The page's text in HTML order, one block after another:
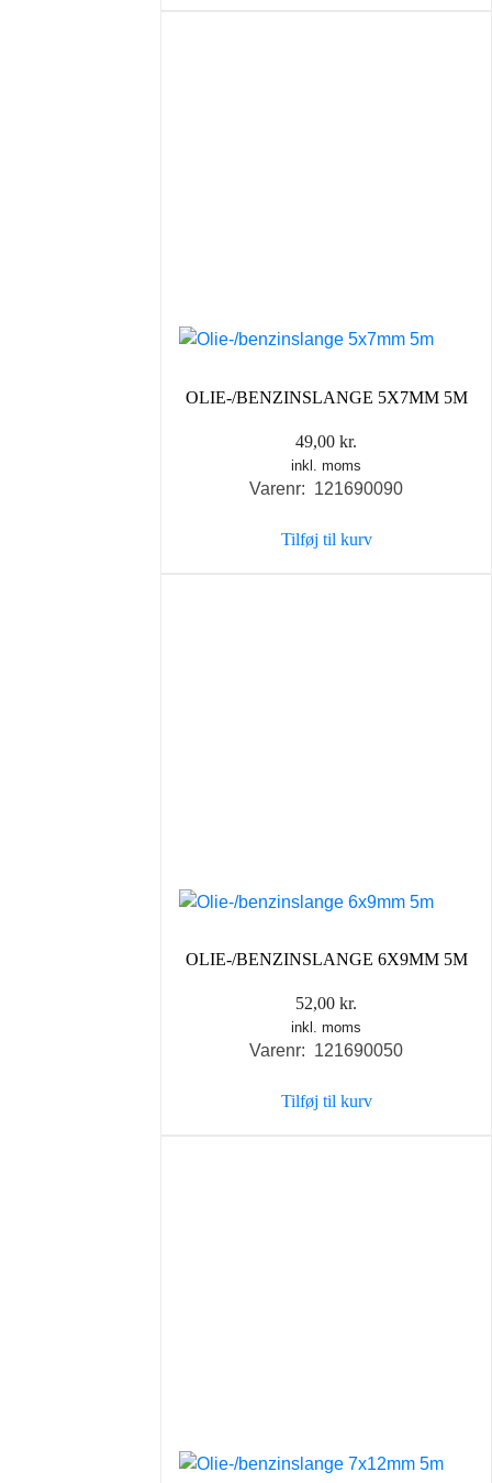
OLIE-/BENZINSLANGE 5X7MM 5M
49,00 kr.
inkl. moms
Varenr: 121690090
Tilføj til kurv
OLIE-/BENZINSLANGE 6X9MM 5M
52,00 kr.
inkl. moms
Varenr: 121690050
Tilføj til kurv